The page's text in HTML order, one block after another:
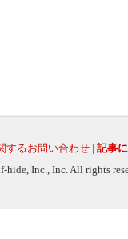
するお問い合わせ | 記事
Inc., Inc. All rights